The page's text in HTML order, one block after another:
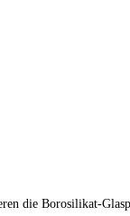
die Borosilikat-